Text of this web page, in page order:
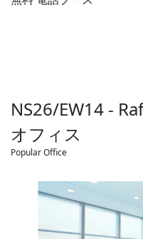
NS26/EW14 -
オフィス
Popular Office